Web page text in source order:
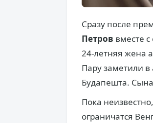
Сразу после
Петров вместе с
24-летняя жена
Пару заметили
Будапешта.
Пока
ограничатся